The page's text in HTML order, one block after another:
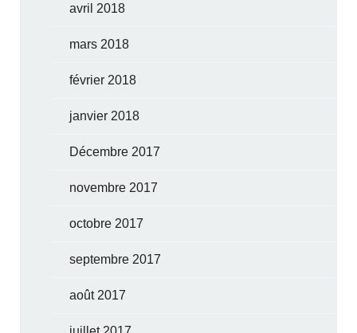
avril 2018
mars 2018
février 2018
janvier 2018
Décembre 2017
novembre 2017
octobre 2017
septembre 2017
août 2017